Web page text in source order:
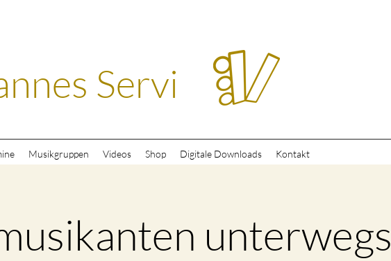
Servi
Musikgruppen Videos Shop Digitale Downloads Kontakt
unterwegs